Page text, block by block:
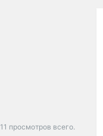
11 просмотров всего.